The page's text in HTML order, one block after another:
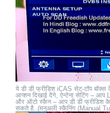
ये डी डी फ्रीडिश iCAS सेट-टॉप
आप्शन दिखाई देंगे, ऐन्टेना सेटिंग –
और ऑटो स्कैन – आप डी डी फ्रीडिश
सकते है. (मनुअली स्कैनिंग (Manual